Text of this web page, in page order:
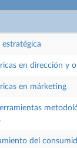
en dirección y
en márketing
del